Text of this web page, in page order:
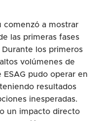
comenzó a mostrar
las primeras fases
los primeros
volúmenes de
pudo operar en
resultados
inesperadas.
un impacto directo